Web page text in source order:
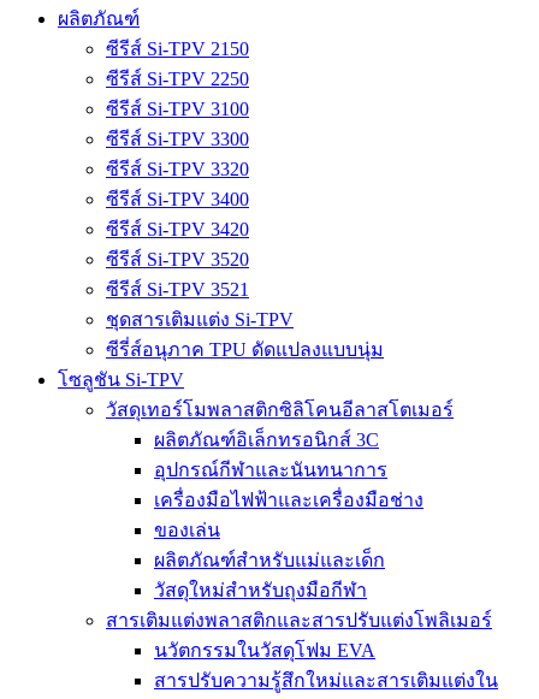
ผลิตภัณฑ์
ซีรีส์ Si-TPV 2150
ซีรีส์ Si-TPV 2250
ซีรีส์ Si-TPV 3100
ซีรีส์ Si-TPV 3300
ซีรีส์ Si-TPV 3320
ซีรีส์ Si-TPV 3400
ซีรีส์ Si-TPV 3420
ซีรีส์ Si-TPV 3520
ซีรีส์ Si-TPV 3521
ชุดสารเติมแต่ง Si-TPV
ซีรี่ส์อนุภาค TPU ดัดแปลงแบบนุ่ม
โซลูชัน Si-TPV
วัสดุเทอร์โมพลาสติกซิลิโคนอีลาสโตเมอร์
ผลิตภัณฑ์อิเล็กทรอนิกส์ 3C
อุปกรณ์กีฬาและนันทนาการ
เครื่องมือไฟฟ้าและเครื่องมือช่าง
ของเล่น
ผลิตภัณฑ์สำหรับแม่และเด็ก
วัสดุใหม่สำหรับถุงมือกีฬา
สารเติมแต่งพลาสติกและสารปรับแต่งโพลิเมอร์
นวัตกรรมในวัสดุโฟม EVA
สารปรับความรู้สึกใหม่และสารเติมแต่งใน